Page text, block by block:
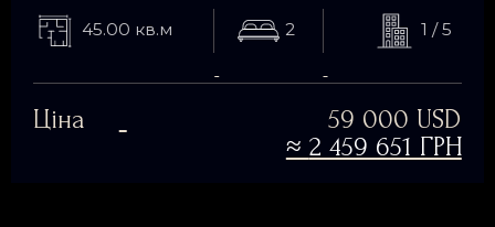
45.00 кв.м 2 1 / 5
Ціна
59 000 USD
≈ 2 459 651 ГРН